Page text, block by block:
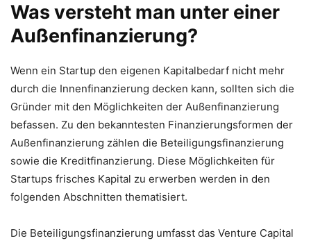
Was versteht man unter einer
Außenfinanzierung?
Wenn ein Startup den eigenen Kapitalbedarf nicht mehr
durch die Innenfinanzierung decken kann, sollten sich die
Gründer mit den Möglichkeiten der Außenfinanzierung
befassen. Zu den bekanntesten Finanzierungsformen der
Außenfinanzierung zählen die Beteiligungsfinanzierung
sowie die Kreditfinanzierung. Diese Möglichkeiten für
Startups frisches Kapital zu erwerben werden in den
folgenden Abschnitten thematisiert.
Die Beteiligungsfinanzierung umfasst das Venture Capital